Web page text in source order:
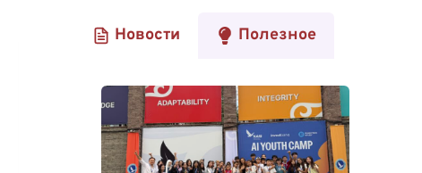
Новости Полезное